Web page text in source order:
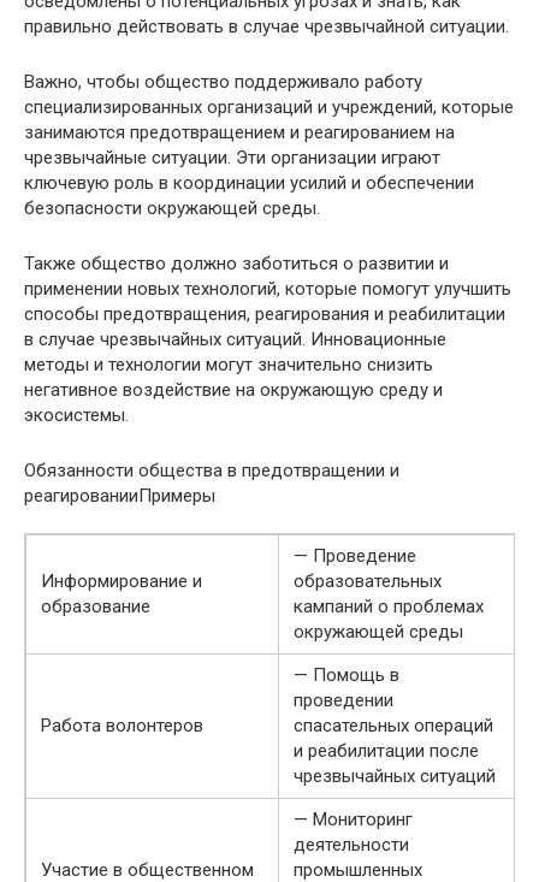
правильно действовать в случае чрезвычайной ситуации.
Важно, чтобы общество поддерживало работу
специализированных организаций и учреждений, которые
занимаются предотвращением и реагированием на
чрезвычайные ситуации. Эти организации играют
ключевую роль в координации усилий и обеспечении
безопасности окружающей среды.
Также общество должно заботиться о развитии и
применении новых технологий, которые помогут улучшить
способы предотвращения, реагирования и реабилитации
в случае чрезвычайных ситуаций. Инновационные
методы и технологии могут значительно снизить
негативное воздействие на окружающую среду и
экосистемы.
Обязанности общества в предотвращении и
реагированииПримеры
Информирование и
образование
— Проведение
образовательных
кампаний о проблемах
окружающей среды
Работа волонтеров
— Помощь в
проведении
спасательных операций
и реабилитации после
чрезвычайных ситуаций
Участие в общественном
— Мониторинг
деятельности
промышленных